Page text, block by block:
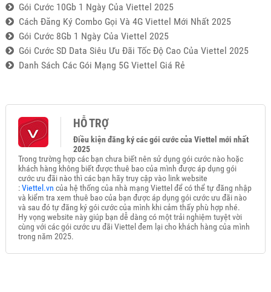
Gói Cước 10Gb 1 Ngày Của Viettel 2025
Cách Đăng Ký Combo Gọi Và 4G Viettel Mới Nhất 2025
Gói Cước 8Gb 1 Ngày Của Viettel 2025
Gói Cước SD Data Siêu Ưu Đãi Tốc Độ Cao Của Viettel 2025
Danh Sách Các Gói Mạng 5G Viettel Giá Rẻ
HỖ TRỢ
Điều kiện đăng ký các gói cước của Viettel mới nhất
2025
Trong trường hợp các bạn chưa biết nên sử dụng gói cước nào hoặc
khách hàng không biết được thuê bao của mình được áp dụng gói
cước ưu đãi nào thì các bạn hãy truy cập vào link website
:Viettel.vn của hệ thống của nhà mạng Viettel để có thể tự đăng nhập
và kiểm tra xem thuê bao của bạn được áp dụng gói cước ưu đãi nào
và sau đó tự đăng ký gói cước của mình khi cảm thấy phù hợp nhé.
Hy vọng website này giúp bạn dễ dàng có một trải nghiệm tuyệt vời
cùng với các gói cước ưu đãi Viettel đem lại cho khách hàng của mình
trong năm 2025.